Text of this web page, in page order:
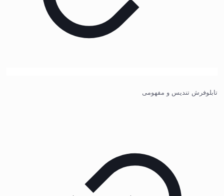
تابلوفرش تندیس و مفهومی